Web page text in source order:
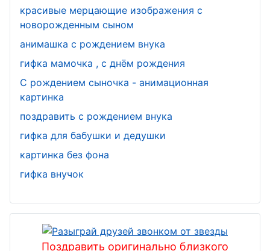
День
невролога
День
банковского
работника
День
юриста
День
информатик
День
гражданско
а
экскурсово
да
День
щиков
красивые мерцающие изображения с
новорожденным сыном
анимашка с рождением внука
гифка мамочка , с днём рождения
С рождением сыночка - анимационная
картинка
поздравить с рождением внука
гифка для бабушки и дедушки
картинка без фона
гифка внучок
Поздравить оригинально близкого